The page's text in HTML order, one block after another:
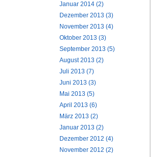
Januar 2014 (2)
Dezember 2013 (3)
November 2013 (4)
Oktober 2013 (3)
September 2013 (5)
August 2013 (2)
Juli 2013 (7)
Juni 2013 (3)
Mai 2013 (5)
April 2013 (6)
März 2013 (2)
Januar 2013 (2)
Dezember 2012 (4)
November 2012 (2)